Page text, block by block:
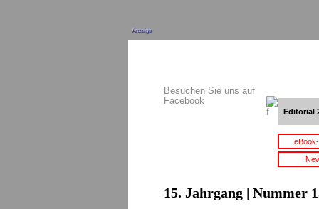
Anzeige
Besuchen Sie uns auf
Facebook
Editorial
15. Jahrgang | Nummer